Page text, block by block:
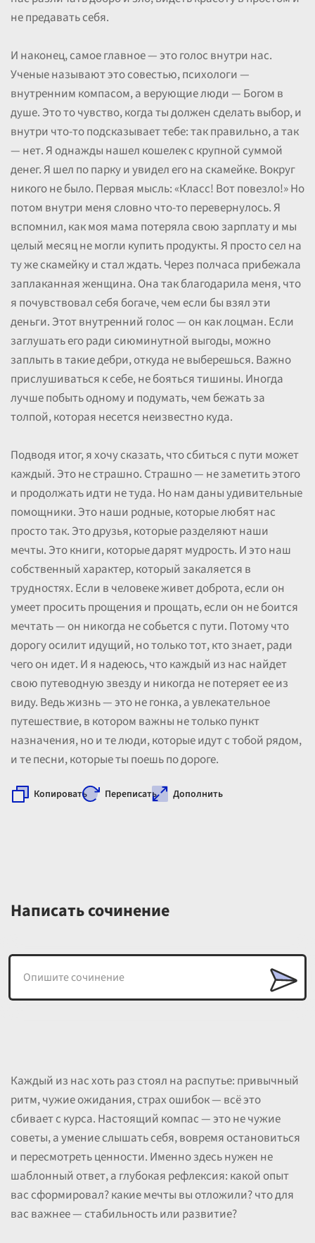
не предавать себя.
И наконец, самое главное — это голос внутри нас.
Ученые называют это совестью, психологи —
внутренним компасом, а верующие люди — Богом в
душе. Это то чувство, когда ты должен сделать выбор, и
внутри что-то подсказывает тебе: так правильно, а так
— нет. Я однажды нашел кошелек с крупной суммой
денег. Я шел по парку и увидел его на скамейке. Вокруг
никого не было. Первая мысль: «Класс! Вот повезло!» Но
потом внутри меня словно что-то перевернулось. Я
вспомнил, как моя мама потеряла свою зарплату и мы
целый месяц не могли купить продукты. Я просто сел на
ту же скамейку и стал ждать. Через полчаса прибежала
заплаканная женщина. Она так благодарила меня, что
я почувствовал себя богаче, чем если бы взял эти
деньги. Этот внутренний голос — он как лоцман. Если
заглушать его ради сиюминутной выгоды, можно
заплыть в такие дебри, откуда не выберешься. Важно
прислушиваться к себе, не бояться тишины. Иногда
лучше побыть одному и подумать, чем бежать за
толпой, которая несется неизвестно куда.
Подводя итог, я хочу сказать, что сбиться с пути может
каждый. Это не страшно. Страшно — не заметить этого
и продолжать идти не туда. Но нам даны удивительные
помощники. Это наши родные, которые любят нас
просто так. Это друзья, которые разделяют наши
мечты. Это книги, которые дарят мудрость. И это наш
собственный характер, который закаляется в
трудностях. Если в человеке живет доброта, если он
умеет просить прощения и прощать, если он не боится
мечтать — он никогда не собьется с пути. Потому что
дорогу осилит идущий, но только тот, кто знает, ради
чего он идет. И я надеюсь, что каждый из нас найдет
свою путеводную звезду и никогда не потеряет ее из
виду. Ведь жизнь — это не гонка, а увлекательное
путешествие, в котором важны не только пункт
назначения, но и те люди, которые идут с тобой рядом,
и те песни, которые ты поешь по дороге.
Копировать Переписать Дополнить
Написать сочинение
Каждый из нас хоть раз стоял на распутье: привычный
ритм, чужие ожидания, страх ошибок — всё это
сбивает с курса. Настоящий компас — это не чужие
советы, а умение слышать себя, вовремя остановиться
и пересмотреть ценности. Именно здесь нужен не
шаблонный ответ, а глубокая рефлексия: какой опыт
вас сформировал? какие мечты вы отложили? что для
вас важнее — стабильность или развитие?